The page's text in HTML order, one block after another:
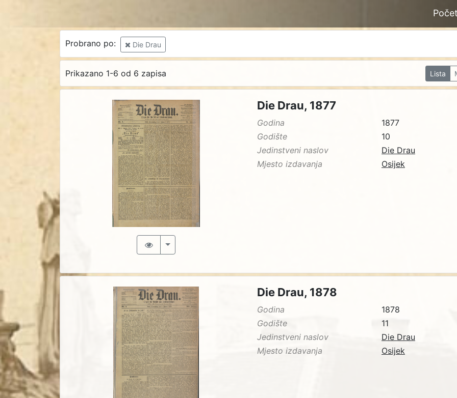
Probrano po: Die Drau
Prikazano 1-6 od 6 zapisa Lista
Die Drau, 1877
Godina
1877
Godište
10
Jedinstveni naslov
Die Drau
Mjesto izdavanja
Osijek
Die Drau, 1878
Godina
1878
Godište
11
Jedinstveni naslov
Die Drau
Mjesto izdavanja
Osijek